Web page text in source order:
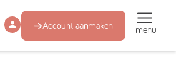
Account aanmaken menu